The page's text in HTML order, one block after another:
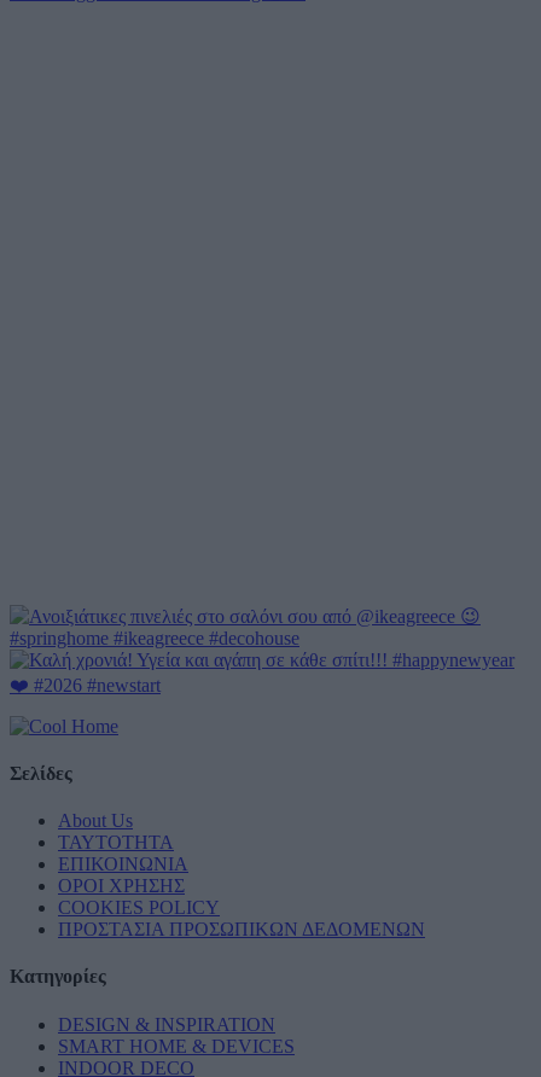
Σελίδες
About Us
ΤΑΥΤΟΤΗΤΑ
ΕΠΙΚΟΙΝΩΝΙΑ
ΟΡΟΙ ΧΡΗΣΗΣ
COOKIES POLICY
ΠΡΟΣΤΑΣΙΑ ΠΡΟΣΩΠΙΚΩΝ ΔΕΔΟΜΕΝΩΝ
Κατηγορίες
DESIGN & INSPIRATION
SMART HOME & DEVICES
INDOOR DECO